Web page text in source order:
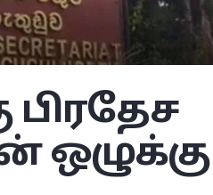
பிரதேச
ஒழுக்கு